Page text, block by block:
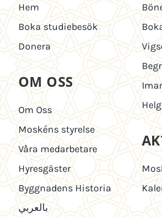
Hem
Boka studiebesök
Donera
OM OSS
Om Oss
Moskéns styrelse
Våra medarbetare
Hyresgäster
Byggnadens Historia
بالعربي